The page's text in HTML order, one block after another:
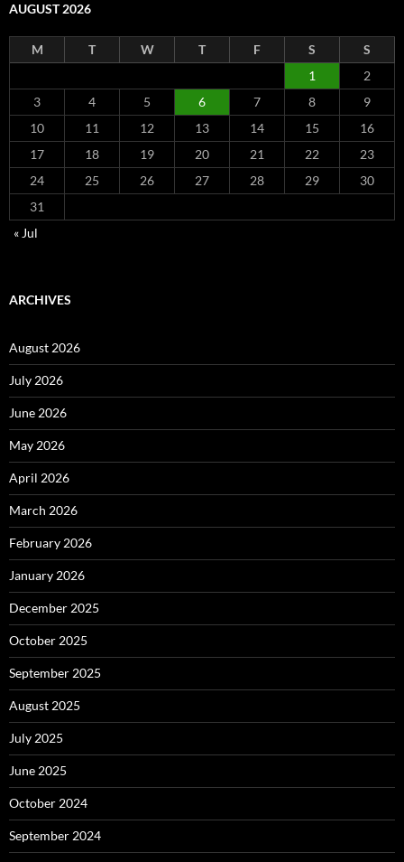
AUGUST 2026
M T W T F S
S
1
2
3
4 5 6 7 8
9
10
11 12 13 14 15
16
17
18 19 20 21 22
23
24
25 26 27 28 29
30
31
« Jul
ARCHIVES
August 2026
July 2026
June 2026
May 2026
April 2026
March 2026
February 2026
January 2026
December 2025
October 2025
September 2025
August 2025
July 2025
June 2025
October 2024
September 2024